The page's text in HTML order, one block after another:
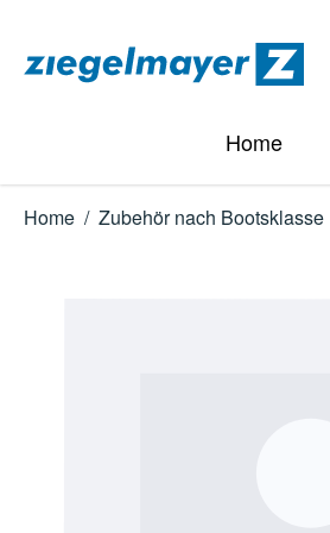
Home
Home / Zubehör nach Bootsklasse